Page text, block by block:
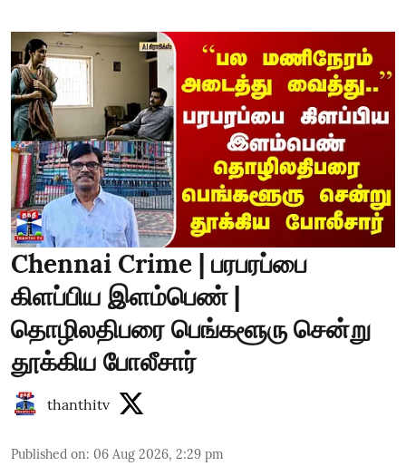
Chennai Crime | பரபரப்பை
கிளப்பிய இளம்பெண் |
தொழிலதிபரை பெங்களூரு சென்று
தூக்கிய போலீசார்
thanthitv
Published on: 06 Aug 2026, 2:29 pm